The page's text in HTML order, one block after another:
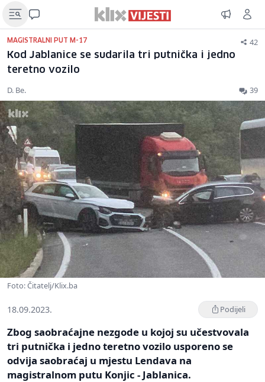
MAGISTRALNI PUT M-17 42
Kod Jablanice se sudarila tri putnička i jedno
teretno vozilo
D. Be. 39
Foto: Čitatelj/Klix.ba
18.09.2023. Podijeli
Zbog saobraćajne nezgode u kojoj su učestvovala
tri putnička i jedno teretno vozilo usporeno se
odvija saobraćaj u mjestu Lendava na
magistralnom putu Konjic - Jablanica.